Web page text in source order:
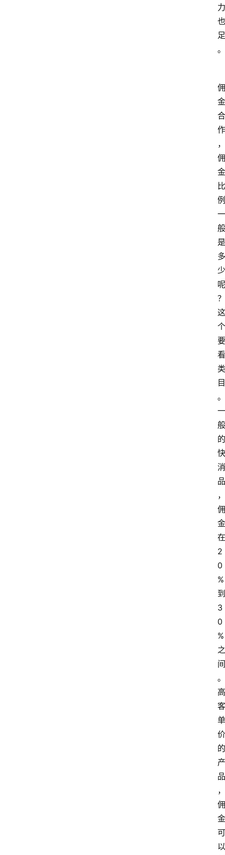
力
也
足
。
佣
金
合
作
，
佣
金
比
例
一
般
是
多
少
呢
？
这
个
要
看
类
目
。
一
般
的
快
消
品
，
佣
金
在
2
0
%
到
3
0
%
之
间
。
高
客
单
价
的
产
品
，
佣
金
可
以